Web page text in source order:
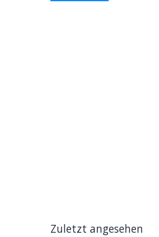
Zuletzt angesehen